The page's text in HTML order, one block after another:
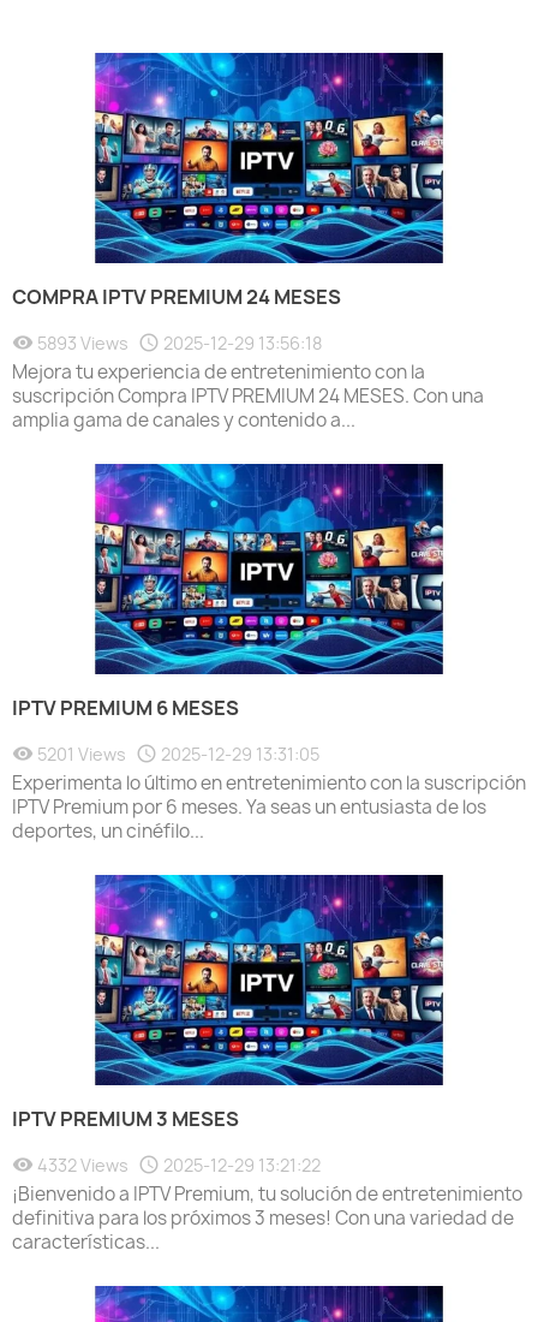
COMPRA IPTV PREMIUM 24 MESES
5893 Views 2025-12-29 13:56:18
Mejora tu experiencia de entretenimiento con la
suscripción Compra IPTV PREMIUM 24 MESES. Con una
amplia gama de canales y contenido a...
IPTV PREMIUM 6 MESES
5201 Views 2025-12-29 13:31:05
Experimenta lo último en entretenimiento con la suscripción
IPTV Premium por 6 meses. Ya seas un entusiasta de los
deportes, un cinéfilo...
IPTV PREMIUM 3 MESES
4332 Views 2025-12-29 13:21:22
¡Bienvenido a IPTV Premium, tu solución de entretenimiento
definitiva para los próximos 3 meses! Con una variedad de
características...